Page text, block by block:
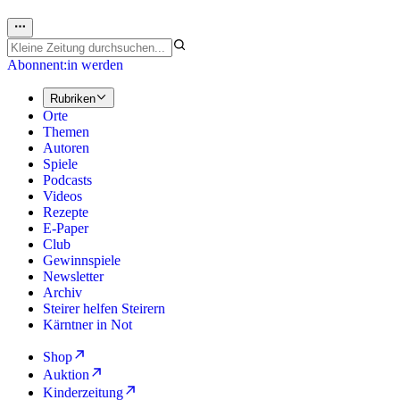
Abonnent:in werden
Rubriken
Orte
Themen
Autoren
Spiele
Podcasts
Videos
Rezepte
E-Paper
Club
Gewinnspiele
Newsletter
Archiv
Steirer helfen Steirern
Kärntner in Not
Shop
Auktion
Kinderzeitung